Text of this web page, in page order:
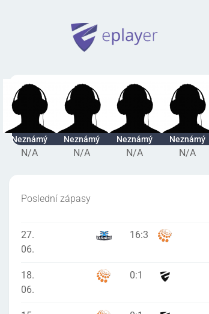
Neznámý
N/A
Neznámý
N/A
Neznámý
N/A
Neznámý
N/A
Poslední zápasy
27.
06.
16:3
18.
06.
0:1